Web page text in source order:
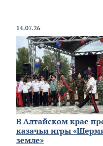
14.07.26
В Алтайском крае
казачьи игры
земле»